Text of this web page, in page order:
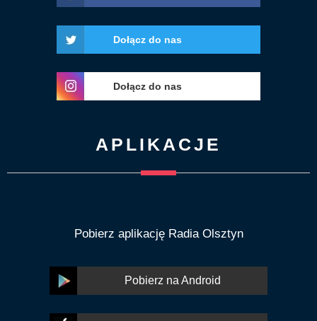
Dołącz do nas
Dołącz do nas
APLIKACJE
Pobierz aplikację Radia Olsztyn
Pobierz na Android